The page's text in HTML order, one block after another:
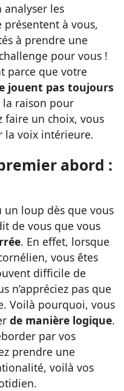
analyser les
à vous,
à prendre une
pour vous !
parce que votre
jouent pas toujours
la raison pour
faire un choix, vous
la voix intérieure.
abord :
un loup dès que vous
de vous que vous
. En effet, lorsque
vous êtes
difficile de
n’appréciez pas que
Voilà pourquoi, vous
de manière logique.
par vos
prendre une
voilà vos